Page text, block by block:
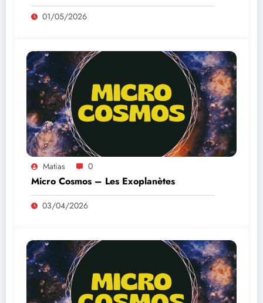
01/05/2026
Matias 0
Micro Cosmos – Les Exoplanètes
03/04/2026